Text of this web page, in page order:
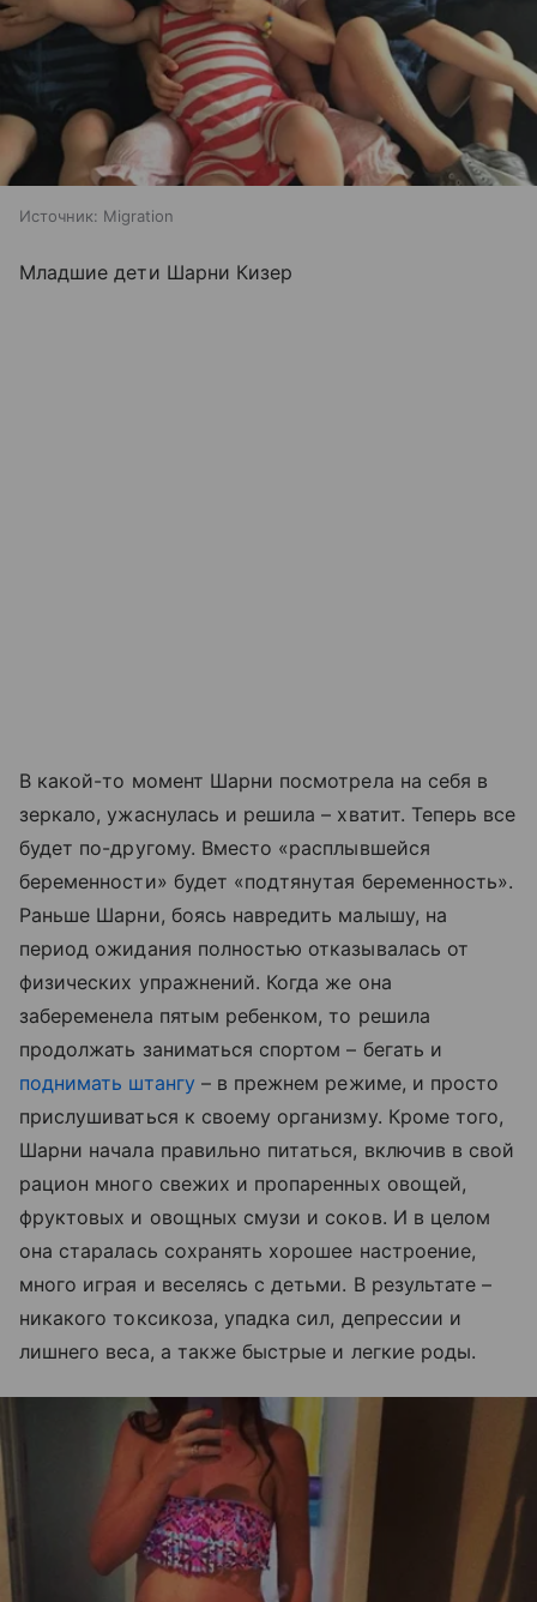
Источник: Migration
Младшие дети Шарни Кизер
В какой-то момент Шарни посмотрела на себя в
зеркало, ужаснулась и решила – хватит. Теперь все
будет по-другому. Вместо «расплывшейся
беременности» будет «подтянутая беременность».
Раньше Шарни, боясь навредить малышу, на
период ожидания полностью отказывалась от
физических упражнений. Когда же она
забеременела пятым ребенком, то решила
продолжать заниматься спортом – бегать и
поднимать штангу – в прежнем режиме, и просто
прислушиваться к своему организму. Кроме того,
Шарни начала правильно питаться, включив в свой
рацион много свежих и пропаренных овощей,
фруктовых и овощных смузи и соков. И в целом
она старалась сохранять хорошее настроение,
много играя и веселясь с детьми. В результате –
никакого токсикоза, упадка сил, депрессии и
лишнего веса, а также быстрые и легкие роды.